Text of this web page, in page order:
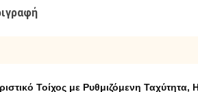
Τοίχος με Ρυθμιζόμενη Ταχύτητα,